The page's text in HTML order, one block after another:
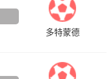
多特蒙德